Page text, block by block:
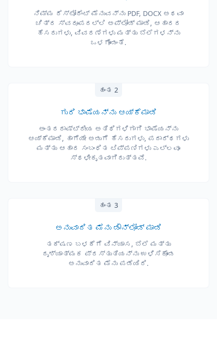
ನಿಮ್ಮ ರೆಸ್ಟೋರೆಂಟ್ ಮೆನುವನ್ನು PDF, DOCX ಅಥವಾ
ಚಿತ್ರ ಸ್ವರೂಪದಲ್ಲಿ ಅಪ್‌ಲೋಡ್ ಮಾಡಿ, ಆಹಾರದ
ಹೆಸರುಗಳು, ವಿವರಣೆಗಳು ಮತ್ತು ಬೆಲೆಗಳನ್ನು
ಒಳಗೊಂಡಂತೆ.
ಹಂತ 2
ಗುರಿ ಭಾಷೆಯನ್ನು ಆಯ್ಕೆಮಾಡಿ
ಅಂತರರಾಷ್ಟ್ರೀಯ ಅತಿಥಿಗಳಿಗಾಗಿ ಭಾಷೆಯನ್ನು
ಆಯ್ಕೆಮಾಡಿ, ಹಾಗೆಯೇ ಅಡುಗೆ ಹೆಸರುಗಳು, ಪದಾರ್ಥಗಳು
ಮತ್ತು ಆಹಾರ ಸಂಬಂಧಿತ ಟಿಪ್ಪಣಿಗಳು ಎಲ್ಲವೂ
ಸ್ಥಳೀಕೃತವಾಗಿರುತ್ತವೆ.
ಹಂತ 3
ಅನುವಾದಿತ ಮೆನು ಡೌನ್‌ಲೋಡ್ ಮಾಡಿ
ತಕ್ಷಣ ಬಳಕೆಗೆ ವಿನ್ಯಾಸ, ಬೆಲೆ ಮತ್ತು
ದೃಶ್ಯಾತ್ಮಕ ಪ್ರಸ್ತುತಿಯನ್ನು ಉಳಿಸಿಕೊಂಡ
ಅನುವಾದಿತ ಮೆನು ಪಡೆಯಿರಿ.